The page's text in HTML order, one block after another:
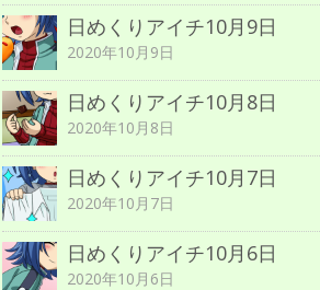
日めくりアイチ10月9日
2020年10月9日
日めくりアイチ10月8日
2020年10月8日
日めくりアイチ10月7日
2020年10月7日
日めくりアイチ10月6日
2020年10月6日